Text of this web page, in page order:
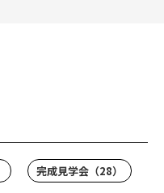
完成見学会 （28）